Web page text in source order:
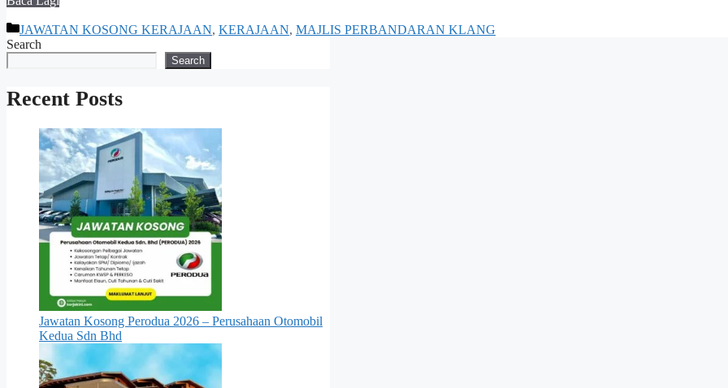
Categories
JAWATAN KOSONG KERAJAAN, KERAJAAN, MAJLIS PERBANDARAN KLANG
Search
Search
Recent Posts
Jawatan Kosong Perodua 2026 – Perusahaan Otomobil
Kedua Sdn Bhd